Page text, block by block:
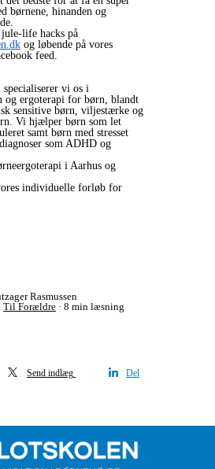
børnene, hinanden og
life hacks på
og løbende på vores
feed.
specialiserer vi os i
og ergoterapi for børn, blandt
sensitive børn, viljestærke og
Vi hjælper børn som let
samt børn med stresset
som ADHD og
i Aarhus og
individuelle forløb for
Rasmussen
Til Forældre 8 min læsning
Send indlæg
Del